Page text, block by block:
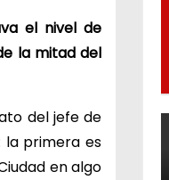
el nivel de
la mitad del
del jefe de
la primera es
en algo